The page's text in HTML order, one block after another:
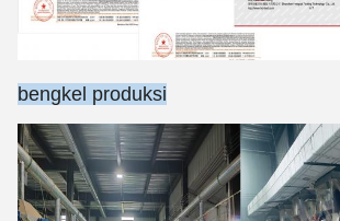
bengkel produksi